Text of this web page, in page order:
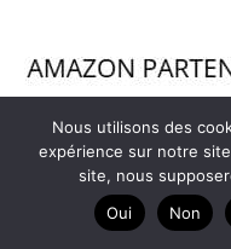
Nous utilisons des
expérience sur notre
site, nous
Oui
Non